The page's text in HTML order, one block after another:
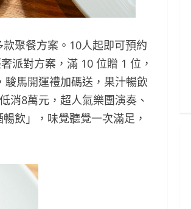
聚餐方案。10人起即可預約
派對方案，滿 10 位贈 1 位，
馬開運禮加碼送，果汁暢飲
消8萬元，超人氣樂團演奏、
飲」，味覺聽覺一次滿足，